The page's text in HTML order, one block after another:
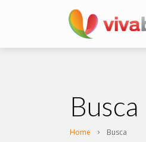
Busca
Home Busca